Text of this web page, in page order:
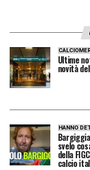
Ultime
novità
HANNO
svelo
della
calcio